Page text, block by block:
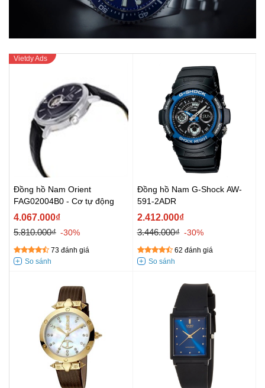
Đồng hồ Nam Orient
FAG02004B0 - Cơ tự động
4.067.000₫
5.810.000₫ -30%
73 đánh giá
Đồng hồ Nam G-Shock AW-
591-2ADR
2.412.000₫
3.446.000₫ -30%
62 đánh giá